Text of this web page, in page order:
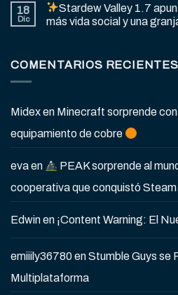
18
Dic
Stardew Valley 1.7
más vida social y una
COMENTARIOS RECIENTES
Midexen Minecraft sorprende
equipamiento de cobre
evaen
PEAK sorprende al
cooperativa que conquistó Steam
Edwinen ¡Content Warning: El
emiiily36780enStumble Guys se
Multiplataforma